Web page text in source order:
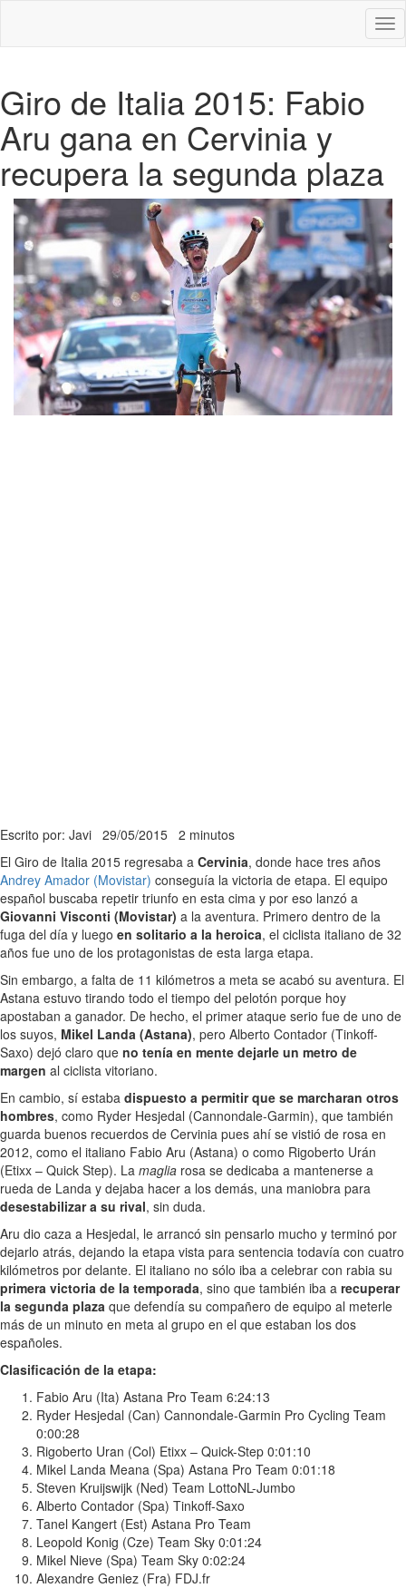
Giro de Italia 2015: Fabio
Aru gana en Cervinia y
recupera la segunda plaza
Escrito por: Javi 29/05/2015 2 minutos
El Giro de Italia 2015 regresaba a Cervinia, donde hace tres años
Andrey Amador (Movistar) conseguía la victoria de etapa. El equipo
español buscaba repetir triunfo en esta cima y por eso lanzó a
Giovanni Visconti (Movistar) a la aventura. Primero dentro de la
fuga del día y luego en solitario a la heroica, el ciclista italiano de 32
años fue uno de los protagonistas de esta larga etapa.
Sin embargo, a falta de 11 kilómetros a meta se acabó su aventura. El
Astana estuvo tirando todo el tiempo del pelotón porque hoy
apostaban a ganador. De hecho, el primer ataque serio fue de uno de
los suyos, Mikel Landa (Astana), pero Alberto Contador (Tinkoff-
Saxo) dejó claro que no tenía en mente dejarle un metro de
margen al ciclista vitoriano.
En cambio, sí estaba dispuesto a permitir que se marcharan otros
hombres, como Ryder Hesjedal (Cannondale-Garmin), que también
guarda buenos recuerdos de Cervinia pues ahí se vistió de rosa en
2012, como el italiano Fabio Aru (Astana) o como Rigoberto Urán
(Etixx – Quick Step). La maglia rosa se dedicaba a mantenerse a
rueda de Landa y dejaba hacer a los demás, una maniobra para
desestabilizar a su rival, sin duda.
Aru dio caza a Hesjedal, le arrancó sin pensarlo mucho y terminó por
dejarlo atrás, dejando la etapa vista para sentencia todavía con cuatro
kilómetros por delante. El italiano no sólo iba a celebrar con rabia su
primera victoria de la temporada, sino que también iba a recuperar
la segunda plaza que defendía su compañero de equipo al meterle
más de un minuto en meta al grupo en el que estaban los dos
españoles.
Clasificación de la etapa:
Fabio Aru (Ita) Astana Pro Team 6:24:13
Ryder Hesjedal (Can) Cannondale-Garmin Pro Cycling Team
0:00:28
Rigoberto Uran (Col) Etixx – Quick-Step 0:01:10
Mikel Landa Meana (Spa) Astana Pro Team 0:01:18
Steven Kruijswijk (Ned) Team LottoNL-Jumbo
Alberto Contador (Spa) Tinkoff-Saxo
Tanel Kangert (Est) Astana Pro Team
Leopold Konig (Cze) Team Sky 0:01:24
Mikel Nieve (Spa) Team Sky 0:02:24
Alexandre Geniez (Fra) FDJ.fr